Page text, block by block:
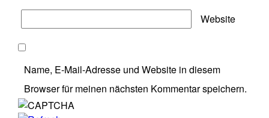
Website
Name, E-Mail-Adresse und Website in diesem
Browser für meinen nächsten Kommentar speichern.